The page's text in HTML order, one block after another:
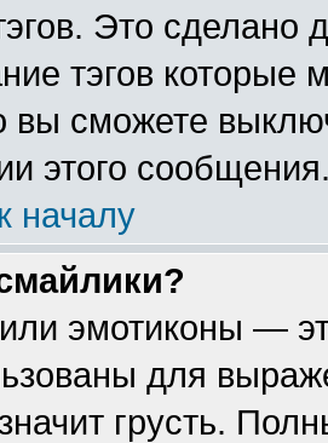
Это сделано
тэгов
вы сможете
этого
началу
эмотиконы —
для
грусть.